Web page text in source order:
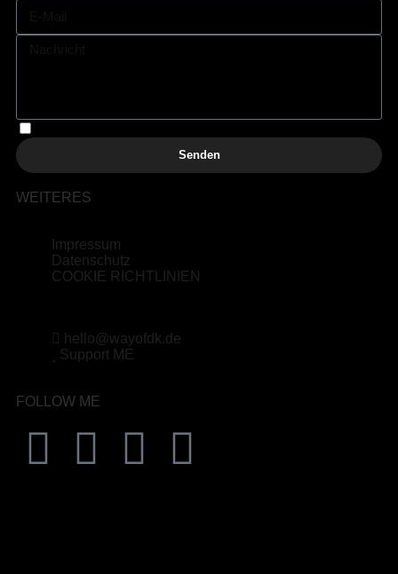
Senden
WEITERES
Impressum
Datenschutz
COOKIE RICHTLINIEN
hello@wayofdk.de
Support ME
FOLLOW ME